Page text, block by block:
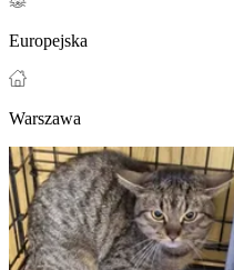
Europejska
Warszawa